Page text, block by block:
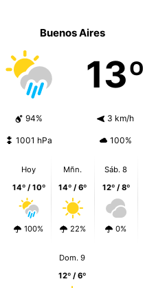
Buenos Aires
13º
94% 3 km/h
1001 hPa 100%
Hoy
14º / 10º
100%
Mñn.
14º / 6º
22%
Sáb. 8
12º / 8º
0%
Dom. 9
12º / 6º